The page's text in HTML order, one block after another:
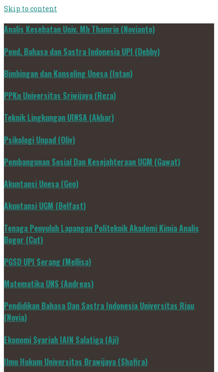
Skip to content
Analis Kesehatan Univ. Mh Thamrin (Novianto)
Pend. Bahasa dan Sastra Indonesia UPI (Debby)
Bimbingan dan Konseling Unesa (Intan)
PPKn Universitas Sriwijaya (Reza)
Teknik Lingkungan UINSA (Akbar)
Psikologi Unpad (Oliv)
Pembangunan Sosial Dan Kesejahteraan UGM (Gawat)
Akuntansi Unesa (Geo)
Akuntansi UGM (Belfast)
Tenaga Penyuluh Lapangan Politeknik Akademi Kimia Analis
Bogor (Cut)
PGSD UPI Serang (Mellisa)
Matematika UNS (Andreas)
Pendidikan Bahasa Dan Sastra Indonesia Universitas Riau
(Novia)
Ekonomi Syariah IAIN Salatiga (Aji)
Ilmu Hukum Universitas Brawijaya (Shafira)